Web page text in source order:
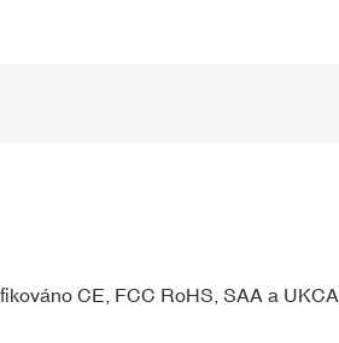
CE, FCC RoHS, SAA a UKCA.